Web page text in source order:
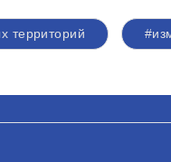
территорий